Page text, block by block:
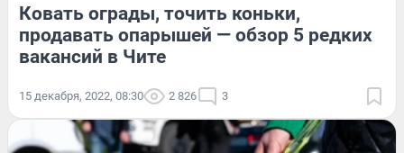
Ковать ограды, точить коньки,
продавать опарышей — обзор 5 редких
вакансий в Чите
15 декабря, 2022, 08:30 2 826 3